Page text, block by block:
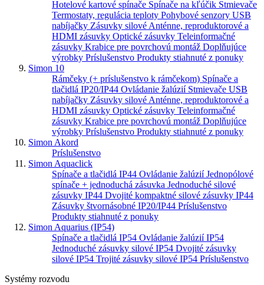
Hotelové kartové spínače Spínače na kľúčik Stmievače
Termostaty, regulácia teploty Pohybové senzory USB
nabíjačky Zásuvky silové Anténne, reproduktorové a
HDMI zásuvky Optické zásuvky Teleinformačné
zásuvky Krabice pre povrchovú montáž Doplňujúce
výrobky Príslušenstvo Produkty stiahnuté z ponuky
Simon 10
Rámčeky (+ príslušenstvo k rámčekom) Spínače a
tlačidlá IP20/IP44 Ovládanie žalúzií Stmievače USB
nabíjačky Zásuvky silové Anténne, reproduktorové a
HDMI zásuvky Optické zásuvky Teleinformačné
zásuvky Krabice pre povrchovú montáž Doplňujúce
výrobky Príslušenstvo Produkty stiahnuté z ponuky
Simon Akord
Príslušenstvo
Simon Aquaclick
Spínače a tlačidlá IP44 Ovládanie žalúziíJednopólové
spínače + jednoduchá zásuvka Jednoduché silové
zásuvky IP44 Dvojité kompaktné silové zásuvky IP44
Zásuvky štvornásobné IP20/IP44 Príslušenstvo
Produkty stiahnuté z ponuky
Simon Aquarius (IP54)
Spínače a tlačidlá IP54 Ovládanie žalúzií IP54
Jednoduché zásuvky silové IP54 Dvojité zásuvky
silové IP54 Trojité zásuvky silové IP54 Príslušenstvo
Systémy rozvodu